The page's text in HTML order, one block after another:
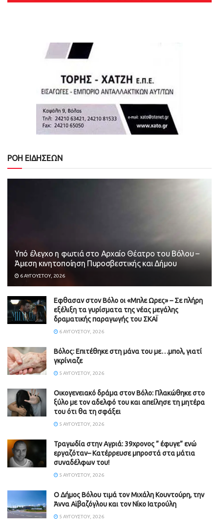
ΡΟΗ ΕΙΔΗΣΕΩΝ
Υπό έλεγχο η φωτιά στο Αρχαίο Θέατρο του Βόλου –
Άμεση κινητοποίηση Πυροσβεστικής και Δήμου
6 ΑΥΓΟΎΣΤΟΥ, 2026
Εφθασαν στον Βόλο οι «Μπλε Ωρες» – Σε πλήρη
εξέλιξη τα γυρίσματα της νέας μεγάλης
δραματικής παραγωγής του ΣΚΑΪ
6 ΑΥΓΟΎΣΤΟΥ, 2026
Βόλος: Επιτέθηκε στη μάνα του με…μπολ, γιατί
γκρίνιαζε
5 ΑΥΓΟΎΣΤΟΥ, 2026
Οικογενειακό δράμα στον Βόλο: Πλακώθηκε στο
ξύλο με τον αδελφό του και απείλησε τη μητέρα
του ότι θα τη σφάξει
5 ΑΥΓΟΎΣΤΟΥ, 2026
Τραγωδία στην Αγριά: 39χρονος ” έφυγε” ενώ
εργαζόταν– Κατέρρευσε μπροστά στα μάτια
συναδέλφων του!
5 ΑΥΓΟΎΣΤΟΥ, 2026
Ο Δήμος Βόλου τιμά τον Μιχάλη Κουντούρη, την
Άννα Αϊβαζόγλου και τον Νίκο Ιατρούλη
5 ΑΥΓΟΎΣΤΟΥ, 2026